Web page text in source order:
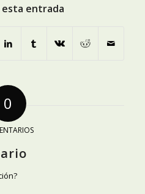
entrada
0